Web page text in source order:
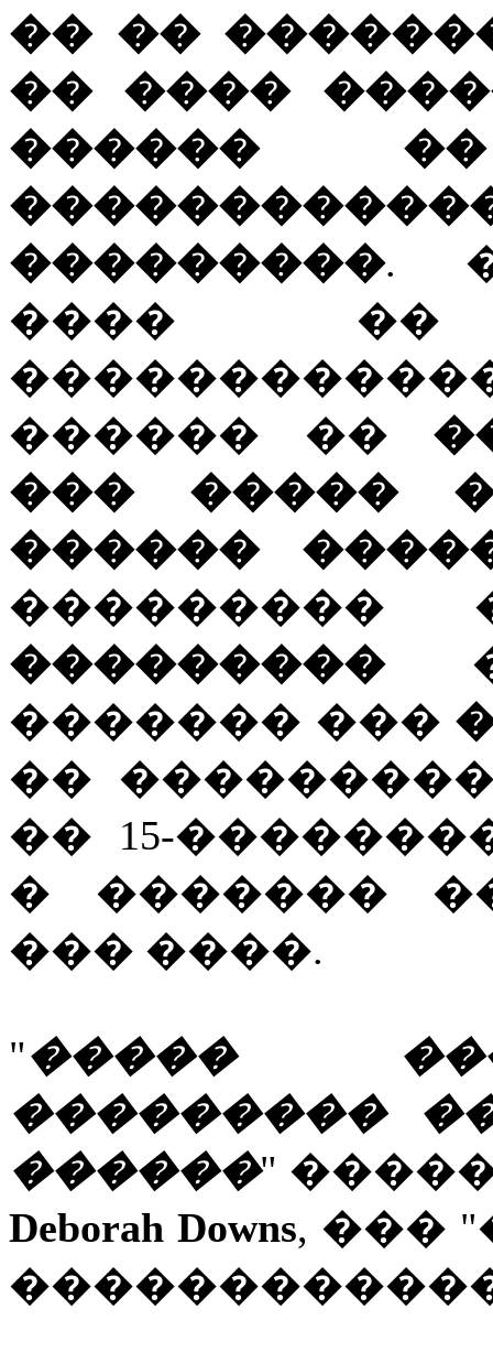
�� ��
�� ����
������
���������.
����
������ ��
��� �����
������
���������
������� ���
��
�� 15-
� �������
��� ����.
"�����
���������
������"
Deborah Downs, ���